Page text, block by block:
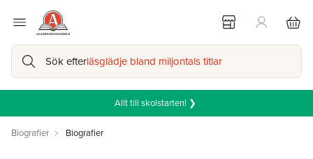
Sök efterläsglädje bland miljontals titlar
Allt till skolstarten! ❯
Biografier Biografier